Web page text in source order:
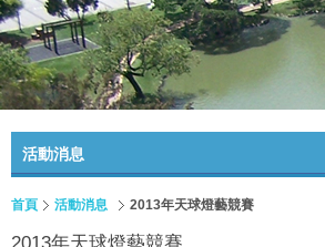
活動消息
首頁 活動消息 2013年天球燈藝競賽
2013年天球燈藝競賽